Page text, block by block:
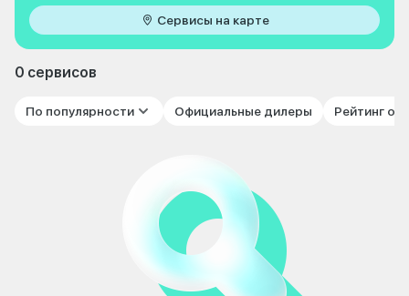
Сервисы на карте
0 сервисов
По популярности Официальные дилеры Рейтинг